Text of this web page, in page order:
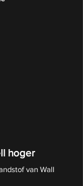
hoger
van Wall